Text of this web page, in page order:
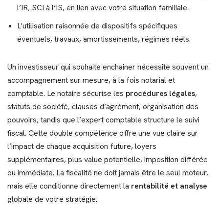
l’IR, SCI à l’IS, en lien avec votre situation familiale.
L’utilisation raisonnée de dispositifs spécifiques
éventuels, travaux, amortissements, régimes réels.
Un investisseur qui souhaite enchainer nécessite souvent un
accompagnement sur mesure, à la fois notarial et
comptable. Le notaire sécurise les procédures légales,
statuts de société, clauses d’agrément, organisation des
pouvoirs, tandis que l’expert comptable structure le suivi
fiscal. Cette double compétence offre une vue claire sur
l’impact de chaque acquisition future, loyers
supplémentaires, plus value potentielle, imposition différée
ou immédiate. La fiscalité ne doit jamais être le seul moteur,
mais elle conditionne directement la rentabilité et analyse
globale de votre stratégie.